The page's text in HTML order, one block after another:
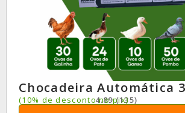
Chocadeira Automática
4.89 (135)
(10% de desconto no pix)